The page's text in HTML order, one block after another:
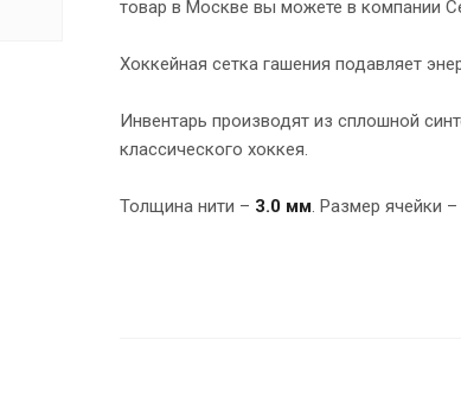
товар в Москве вы можете в компании
Хоккейная сетка гашения подавляет
Инвентарь производят из сплошной
классического хоккея.
Толщина нити – 3.0 мм. Размер ячейки –